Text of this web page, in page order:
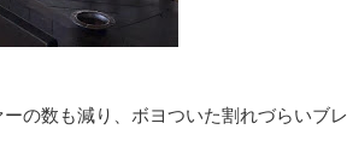
の数も減り、ボヨついた割れづらいブ